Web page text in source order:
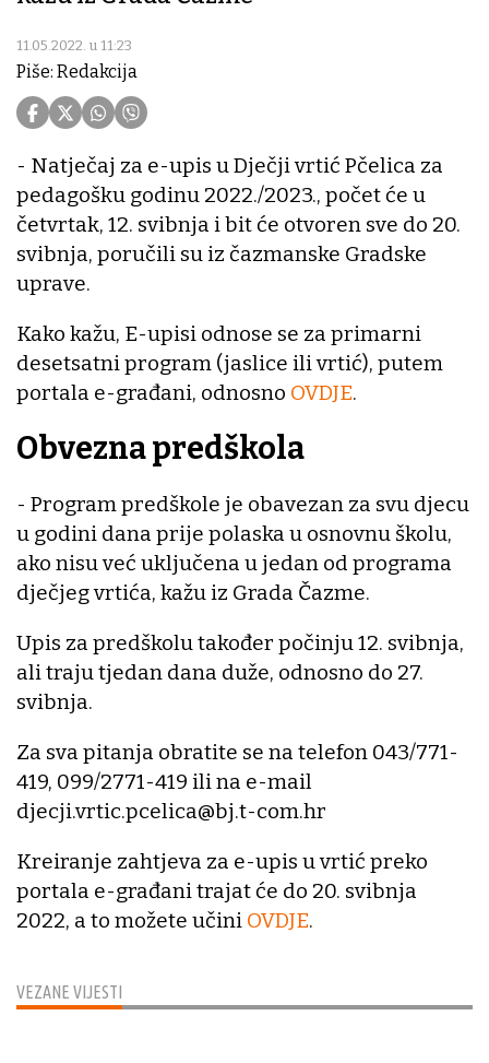
11.05.2022. u 11:23
Piše: Redakcija
VEZANE VIJESTI
- Natječaj za e-upis u Dječji vrtić Pčelica za
pedagošku godinu 2022./2023., počet će u
četvrtak, 12. svibnja i bit će otvoren sve do 20.
svibnja, poručili su iz čazmanske Gradske
uprave.
Kako kažu, E-upisi odnose se za primarni
desetsatni program (jaslice ili vrtić), putem
portala e-građani, odnosno OVDJE.
Obvezna predškola
- Program predškole je obavezan za svu djecu
u godini dana prije polaska u osnovnu školu,
ako nisu već uključena u jedan od programa
dječjeg vrtića, kažu iz Grada Čazme.
Upis za predškolu također počinju 12. svibnja,
ali traju tjedan dana duže, odnosno do 27.
svibnja.
Za sva pitanja obratite se na telefon 043/771-
419, 099/2771-419 ili na e-mail
djecji.vrtic.pcelica@bj.t-com.hr
Kreiranje zahtjeva za e-upis u vrtić preko
portala e-građani trajat će do 20. svibnja
2022, a to možete učini OVDJE.